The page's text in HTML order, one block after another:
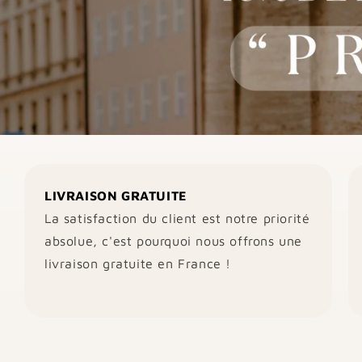
LIVRAISON GRATUITE
La satisfaction du client est notre priorité
absolue, c'est pourquoi nous offrons une
livraison gratuite en France !